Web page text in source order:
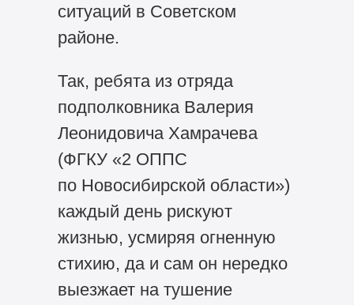
ситуаций в Советском
районе.
Так, ребята из отряда
подполковника Валерия
Леонидовича Хамрачева
(ФГКУ «2 ОППС
по Новосибирской области»)
каждый день рискуют
жизнью, усмиряя огненную
стихию, да и сам он нередко
выезжает на тушение